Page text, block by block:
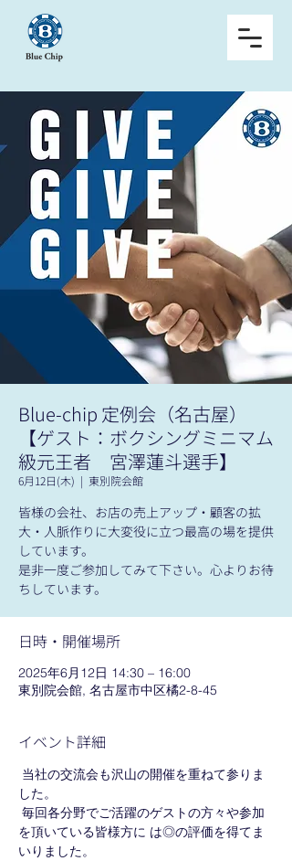
Blue-chip 定例会（名古屋）
【ゲスト：ボクシングミニマム
級元王者 宮澤蓮斗選手】
6月12日(木)
  |
東別院会館
皆様の会社、お店の売上アップ・顧客の拡
大・人脈作りに大変役に立つ最高の場を提供
しています。
是非一度ご参加してみて下さい。心よりお待
ちしています。
日時・開催場所
2025年6月12日 14:30 – 16:00
東別院会館, 名古屋市中区橘2-8-45
イベント詳細
当社の交流会も沢山の開催を重ねて参りま
した。
毎回各分野でご活躍のゲストの方々や参加
を頂いている皆様方に は◎の評価を得てま
いりました。